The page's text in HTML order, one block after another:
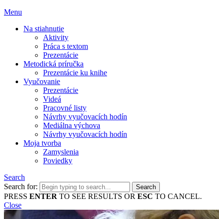
Menu
Na stiahnutie
Aktivity
Práca s textom
Prezentácie
Metodická príručka
Prezentácie ku knihe
Vyučovanie
Prezentácie
Videá
Pracovné listy
Návrhy vyučovacích hodín
Mediálna výchova
Návrhy vyučovacích hodín
Moja tvorba
Zamyslenia
Poviedky
Search
Search for:
PRESS ENTER TO SEE RESULTS OR ESC TO CANCEL.
Close